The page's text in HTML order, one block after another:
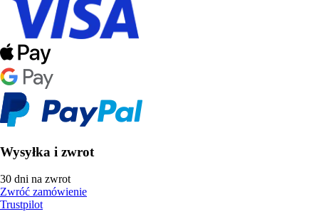
Wysyłka i zwrot
30 dni na zwrot
Zwróć zamówienie
Trustpilot